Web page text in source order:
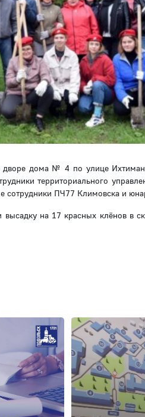
дворе дома № 4 по улице
территориального
сотрудники ПЧ77 Климовска и
высадку на 17 красных клёнов в